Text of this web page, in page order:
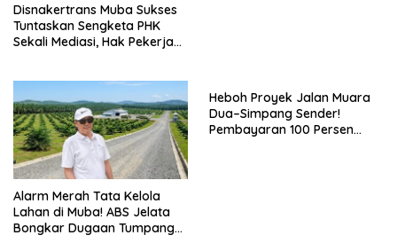
Disnakertrans Muba Sukses
Tuntaskan Sengketa PHK
Sekali Mediasi, Hak Pekerja
Alarm Merah Tata Kelola
Lahan di Muba! ABS Jelata
Bongkar Dugaan Tumpang
Heboh Proyek Jalan Muara
Dua–Simpang Sender!
Pembayaran 100 Persen